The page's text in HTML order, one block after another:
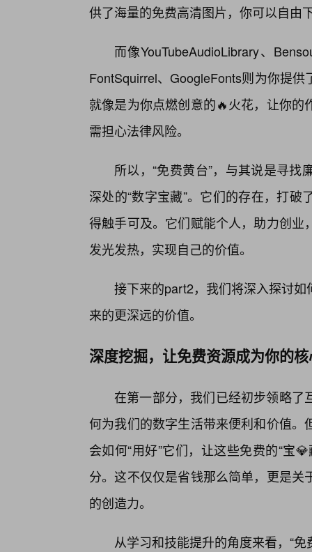
供了海量的免费高清图片，你可以自由
而像YouTubeAudioLibrary、
FontSquirrel、GoogleFonts则为你提
就像是为你点燃创意的🔥火花，让你
需担心法律风险。
所以，“免费黄台”，与其说是寻
深处的“数字宝藏”。它们的存在，打
得触手可及。它们赋能个人，助力创
发光发热，实现自己的价值。
接下来的part2，我们将深入探讨
来的更深远的价值。
深度挖掘，让免费资源成为你的
在第一部分，我们已经初步领略了
何为我们的数字生活带来便利和价值
会如何“用好”它们，让这些免费的“宝
分。这不仅仅是省钱那么简单，更是
的创造力。
从学习和技能提升的角度来看，“